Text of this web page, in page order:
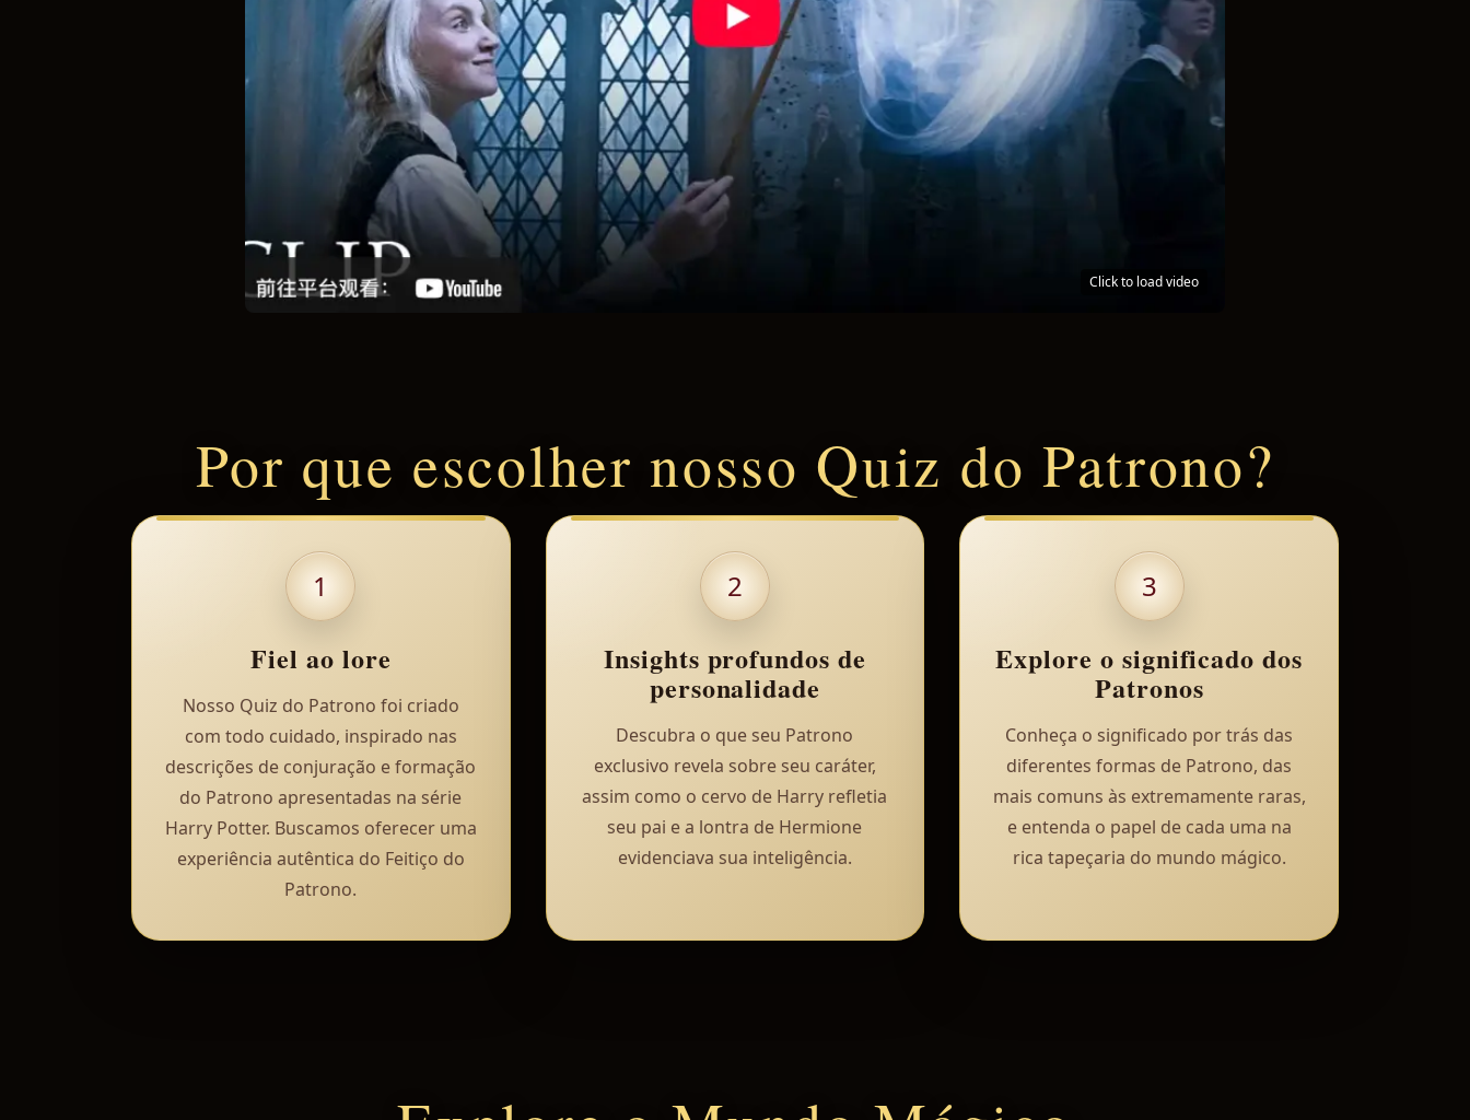
Click to load video
Por que escolher nosso Quiz do Patrono?
1
Fiel ao lore
Nosso Quiz do Patrono foi criado
com todo cuidado, inspirado nas
descrições de conjuração e formação
do Patrono apresentadas na série
Harry Potter. Buscamos oferecer uma
experiência autêntica do Feitiço do
Patrono.
2
Insights profundos de
personalidade
Descubra o que seu Patrono
exclusivo revela sobre seu caráter,
assim como o cervo de Harry refletia
seu pai e a lontra de Hermione
evidenciava sua inteligência.
3
Explore o significado dos
Patronos
Conheça o significado por trás das
diferentes formas de Patrono, das
mais comuns às extremamente raras,
e entenda o papel de cada uma na
rica tapeçaria do mundo mágico.